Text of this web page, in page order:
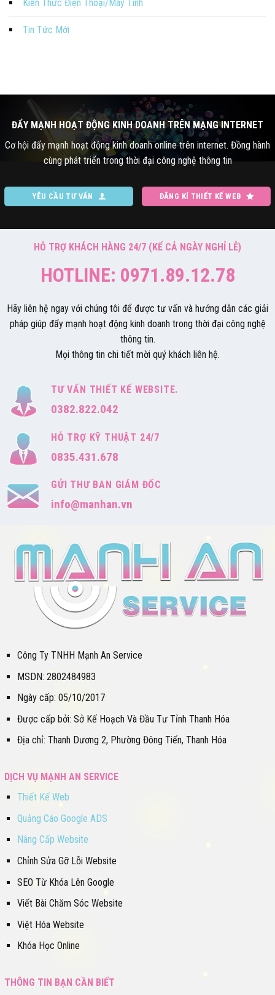
Kiến Thức Điện Thoại/Máy Tính
Tin Tức Mới
ĐẨY MẠNH HOẠT ĐỘNG KINH DOANH TRÊN MẠNG INTERNET
Cơ hội đẩy mạnh hoạt động kinh doanh online trên internet. Đồng hành
cùng phát triển trong thời đại công nghệ thông tin
YÊU CẦU TƯ VẤN ĐĂNG KÍ THIẾT KẾ WEB
HỖ TRỢ KHÁCH HÀNG 24/7 (KỂ CẢ NGÀY NGHỈ LỄ)
HOTLINE: 0971.89.12.78
Hãy liên hệ ngay với chúng tôi để được tư vấn và hướng dẫn các giải
pháp giúp đẩy mạnh hoạt động kinh doanh trong thời đại công nghệ
thông tin.
Mọi thông tin chi tiết mời quý khách liên hệ.
TƯ VẤN THIẾT KẾ WEBSITE.
0382.822.042
HỖ TRỢ KỸ THUẬT 24/7
0835.431.678
GỬI THƯ BAN GIÁM ĐỐC
info@manhan.vn
Công Ty TNHH Mạnh An Service
MSDN: 2802484983
Ngày cấp: 05/10/2017
Được cấp bởi: Sở Kế Hoạch Và Đầu Tư Tỉnh Thanh Hóa
Địa chỉ: Thanh Dương 2, Phường Đông Tiến, Thanh Hóa
DỊCH VỤ MẠNH AN SERVICE
Thiết Kế Web
Quảng Cáo Google ADS
Nâng Cấp Website
Chỉnh Sửa Gỡ Lỗi Website
SEO Từ Khóa Lên Google
Viết Bài Chăm Sóc Website
Việt Hóa Website
Khóa Học Online
THÔNG TIN BẠN CẦN BIẾT